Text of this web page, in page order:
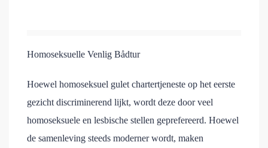
Homoseksuelle Venlig Bådtur
Hoewel homoseksuel gulet chartertjeneste op het eerste
gezicht discriminerend lijkt, wordt deze door veel
homoseksuele en lesbische stellen geprefereerd. Hoewel
de samenleving steeds moderner wordt, maken